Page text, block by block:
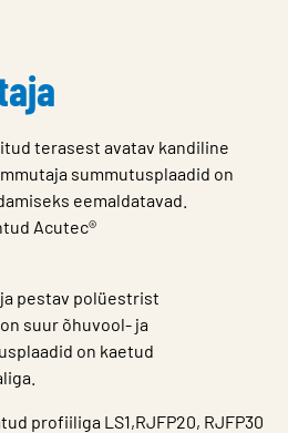
terasest avatav kandiline
summutusplaadid on
eemaldatavad.
Acutec®
pestav polüestrist
suur õhuvool- ja
on kaetud
profiiliga LS1,RJFP20, RJFP30